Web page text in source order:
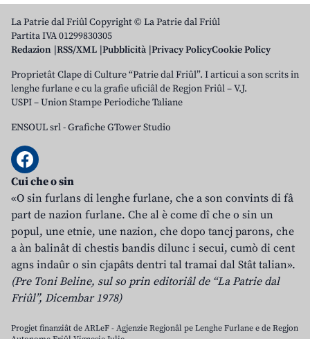
La Patrie dal Friûl Copyright © La Patrie dal Friûl
Partita IVA 01299830305
Redazion RSS/XML Pubblicità Privacy PolicyCookie Policy
Proprietât Clape di Culture “Patrie dal Friûl”. I articui a son scrits in
lenghe furlane e cu la grafie uficiâl de Regjon Friûl – V.J.
USPI – Union Stampe Periodiche Taliane
ENSOUL srl-Grafiche GTower Studio
Cui che o sin
«O sin furlans di lenghe furlane, che a son convints di fâ
part de nazion furlane. Che al è come dî che o sin un
popul, une etnie, une nazion, che dopo tancj parons, che
a àn balinât di chestis bandis dilunc i secui, cumò di cent
agns indaûr o sin cjapâts dentri tal tramai dal Stât talian».
(Pre Toni Beline, sul so prin editoriâl de “La Patrie dal
Friûl”, Dicembar 1978)
Progjet finanziât de ARLeF - Agjenzie Regjonâl pe Lenghe Furlane e de Regjon